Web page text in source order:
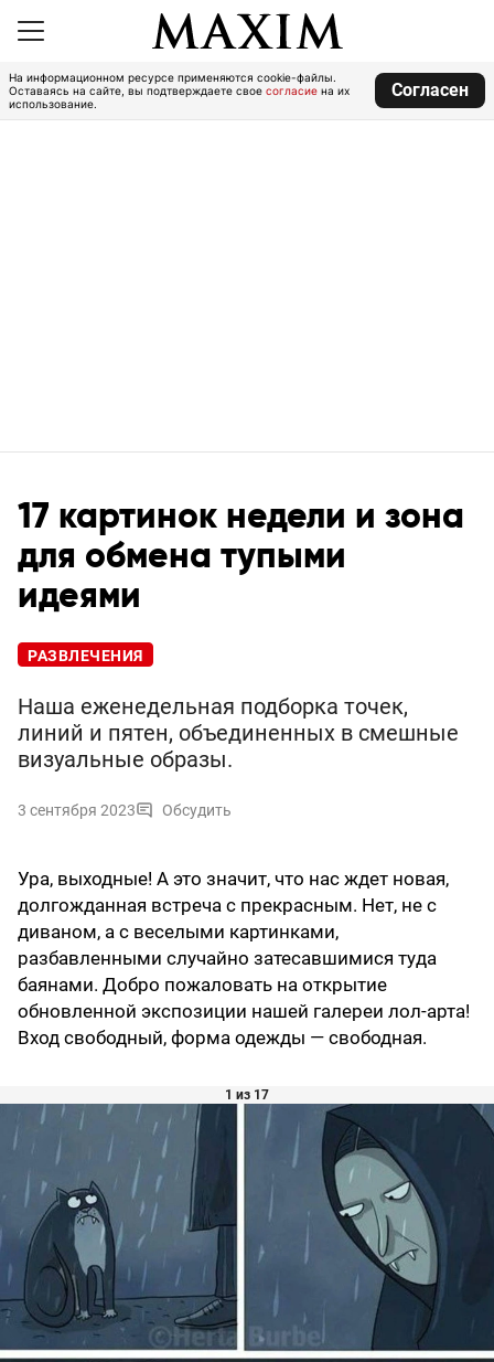
На информационном ресурсе применяются cookie-файлы.
Оставаясь на сайте, вы подтверждаете свое согласие на их
использование.
Согласен
17 картинок недели и зона
для обмена тупыми
идеями
РАЗВЛЕЧЕНИЯ
Наша еженедельная подборка точек,
линий и пятен, объединенных в смешные
визуальные образы.
3 сентября 2023 Обсудить
Ура, выходные! А это значит, что нас ждет новая,
долгожданная встреча с прекрасным. Нет, не с
диваном, а с веселыми картинками,
разбавленными случайно затесавшимися туда
баянами. Добро пожаловать на открытие
обновленной экспозиции нашей галереи лол-арта!
Вход свободный, форма одежды — свободная.
1 из 17